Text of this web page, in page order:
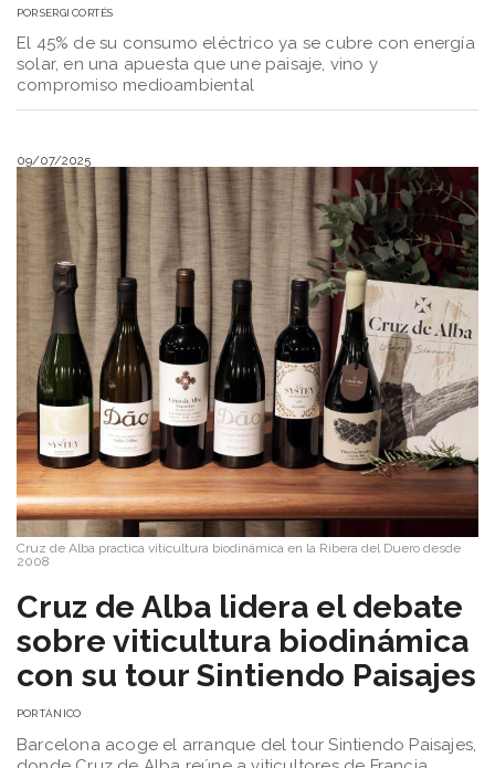
PORSERGI CORTÉS
El 45% de su consumo eléctrico ya se cubre con energía
solar, en una apuesta que une paisaje, vino y
compromiso medioambiental
09/07/2025
Cruz de Alba practica viticultura biodinámica en la Ribera del Duero desde
2008
​Cruz de Alba lidera el debate
sobre viticultura biodinámica
con su tour Sintiendo Paisajes
PORTÁNICO
Barcelona acoge el arranque del tour Sintiendo Paisajes,